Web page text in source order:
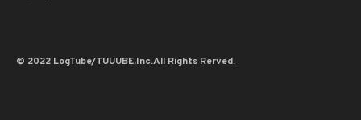
© 2022 LogTube/TUUUBE,Inc.All Rights Rerved.